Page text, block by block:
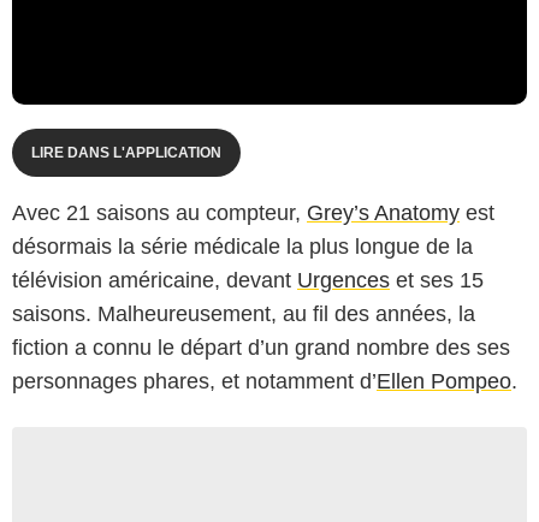
LIRE DANS L'APPLICATION
Avec 21 saisons au compteur, Grey’s Anatomy est
désormais la série médicale la plus longue de la
télévision américaine, devant Urgences et ses 15
saisons. Malheureusement, au fil des années, la
fiction a connu le départ d’un grand nombre des ses
personnages phares, et notamment d’Ellen Pompeo.